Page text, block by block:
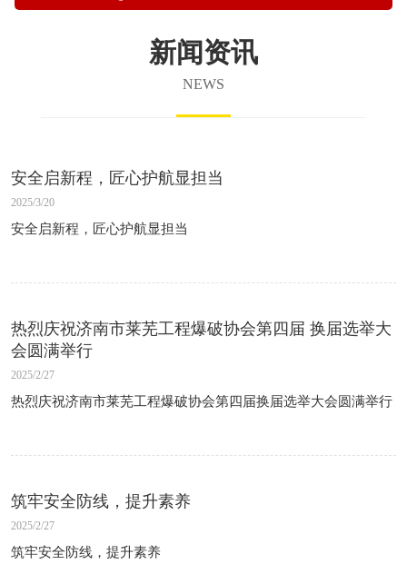
新闻资讯
NEWS
安全启新程，匠心护航显担当
2025/3/20
安全启新程，匠心护航显担当
热烈庆祝济南市莱芜工程爆破协会第四届 换届选举大
会圆满举行
2025/2/27
热烈庆祝济南市莱芜工程爆破协会第四届换届选举大会圆满举行
筑牢安全防线，提升素养
2025/2/27
筑牢安全防线，提升素养